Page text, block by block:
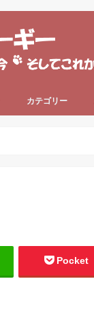
カテゴリー
Pocket